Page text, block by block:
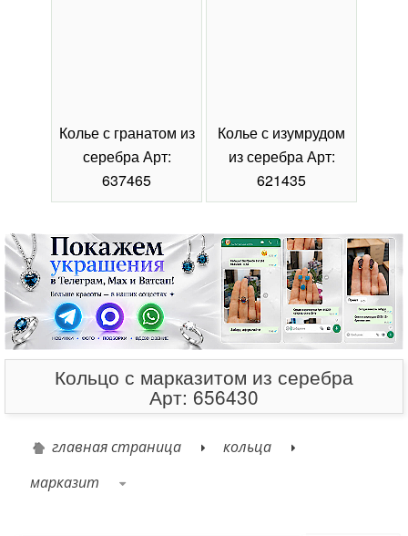
Колье с гранатом из
серебра Арт:
637465
Колье с изумрудом
из серебра Арт:
621435
Кольцо с марказитом из серебра
Арт: 656430
главная страница
кольца
марказит